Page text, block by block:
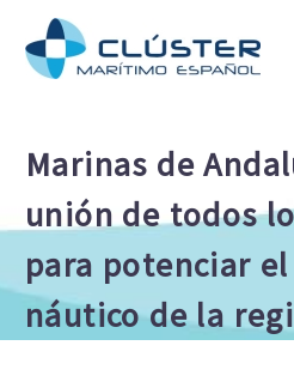
Marinas de
unión de todos
para potenciar
náutico de la